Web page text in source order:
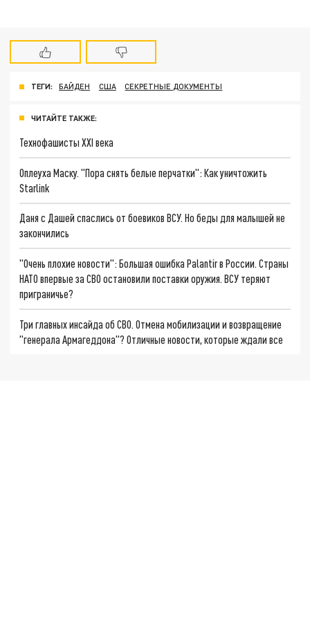
ТЕГИ: БАЙДЕН США СЕКРЕТНЫЕ ДОКУМЕНТЫ
ЧИТАЙТЕ ТАКЖЕ:
Технофашисты XXI века
Оплеуха Маску. "Пора снять белые перчатки": Как уничтожить
Starlink
Даня с Дашей спаслись от боевиков ВСУ. Но беды для малышей не
закончились
"Очень плохие новости": Большая ошибка Palantir в России. Страны
НАТО впервые за СВО остановили поставки оружия. ВСУ теряют
приграничье?
Три главных инсайда об СВО. Отмена мобилизации и возвращение
"генерала Армагеддона"? Отличные новости, которые ждали все